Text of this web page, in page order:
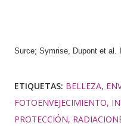
Surce; Symrise, Dupont et al.
ETIQUETAS: BELLEZA
FOTOENVEJECIMIENTO
PROTECCIÓN